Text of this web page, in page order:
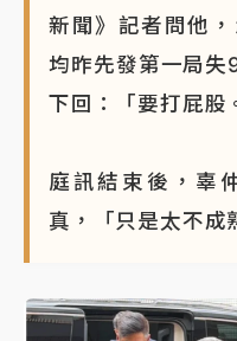
新聞》記者問他
均昨先發第一局失
下回：「要打屁股
庭訊結束後，辜
真，「只是太不成